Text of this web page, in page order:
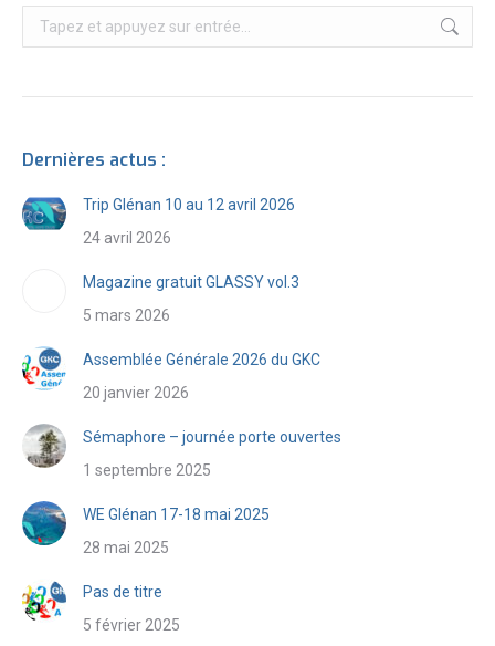
Recherche
:
Dernières actus :
Trip Glénan 10 au 12 avril 2026
24 avril 2026
Magazine gratuit GLASSY vol.3
5 mars 2026
Assemblée Générale 2026 du GKC
20 janvier 2026
Sémaphore – journée porte ouvertes
1 septembre 2025
WE Glénan 17-18 mai 2025
28 mai 2025
Pas de titre
5 février 2025